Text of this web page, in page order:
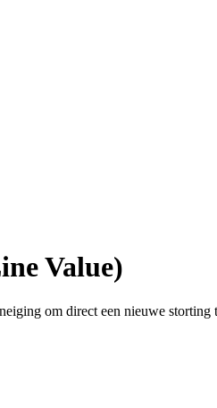
Value)
om direct een nieuwe storting